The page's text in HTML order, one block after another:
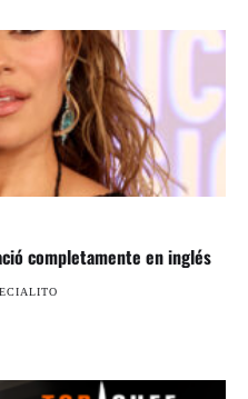
completamente en inglés